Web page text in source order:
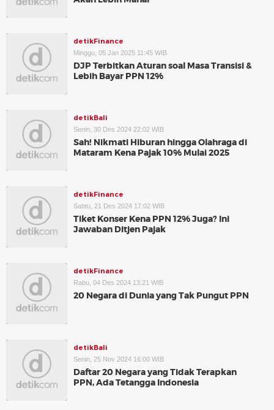
detikFinance
Minggu, 05 Jan 2025 11:45 WIB
DJP Terbitkan Aturan soal Masa Transisi &
Lebih Bayar PPN 12%
detikBali
Senin, 30 Des 2024 22:02 WIB
Sah! Nikmati Hiburan hingga Olahraga di
Mataram Kena Pajak 10% Mulai 2025
detikFinance
Sabtu, 21 Des 2024 17:02 WIB
Tiket Konser Kena PPN 12% Juga? Ini
Jawaban Ditjen Pajak
detikFinance
Rabu, 04 Des 2024 13:21 WIB
20 Negara di Dunia yang Tak Pungut PPN
detikBali
Senin, 25 Nov 2024 16:00 WIB
Daftar 20 Negara yang Tidak Terapkan
PPN, Ada Tetangga Indonesia